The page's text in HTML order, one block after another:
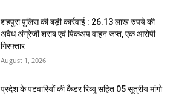
शहपुरा पुलिस की बड़ी कार्रवाई : 26.13 लाख रुपये की
अवैध अंग्रेजी शराब एवं पिकअप वाहन जप्त, एक आरोपी
गिरफ्तार
August 1, 2026
प्रदेश के पटवारियों की कैडर रिव्यू सहित 05 सूत्रीय मांगो